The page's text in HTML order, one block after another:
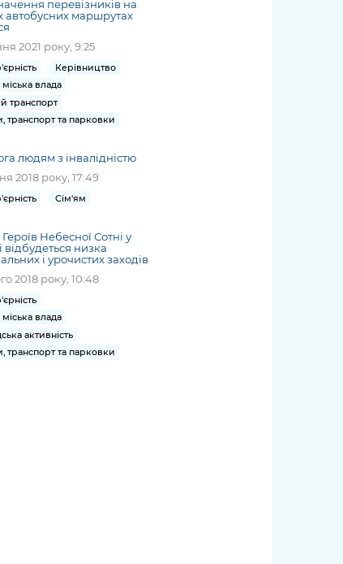
перевізників на
автобусних маршрутах
2021 року, 9:25
Керівництво
міська влада
транспорт
транспорт та парковки
людям з інвалідністю
2018 року, 17:49
Сім'ям
Небесної Сотні у
відбудеться низка
і урочистих заходів
2018 року, 10:48
міська влада
активність
транспорт та парковки